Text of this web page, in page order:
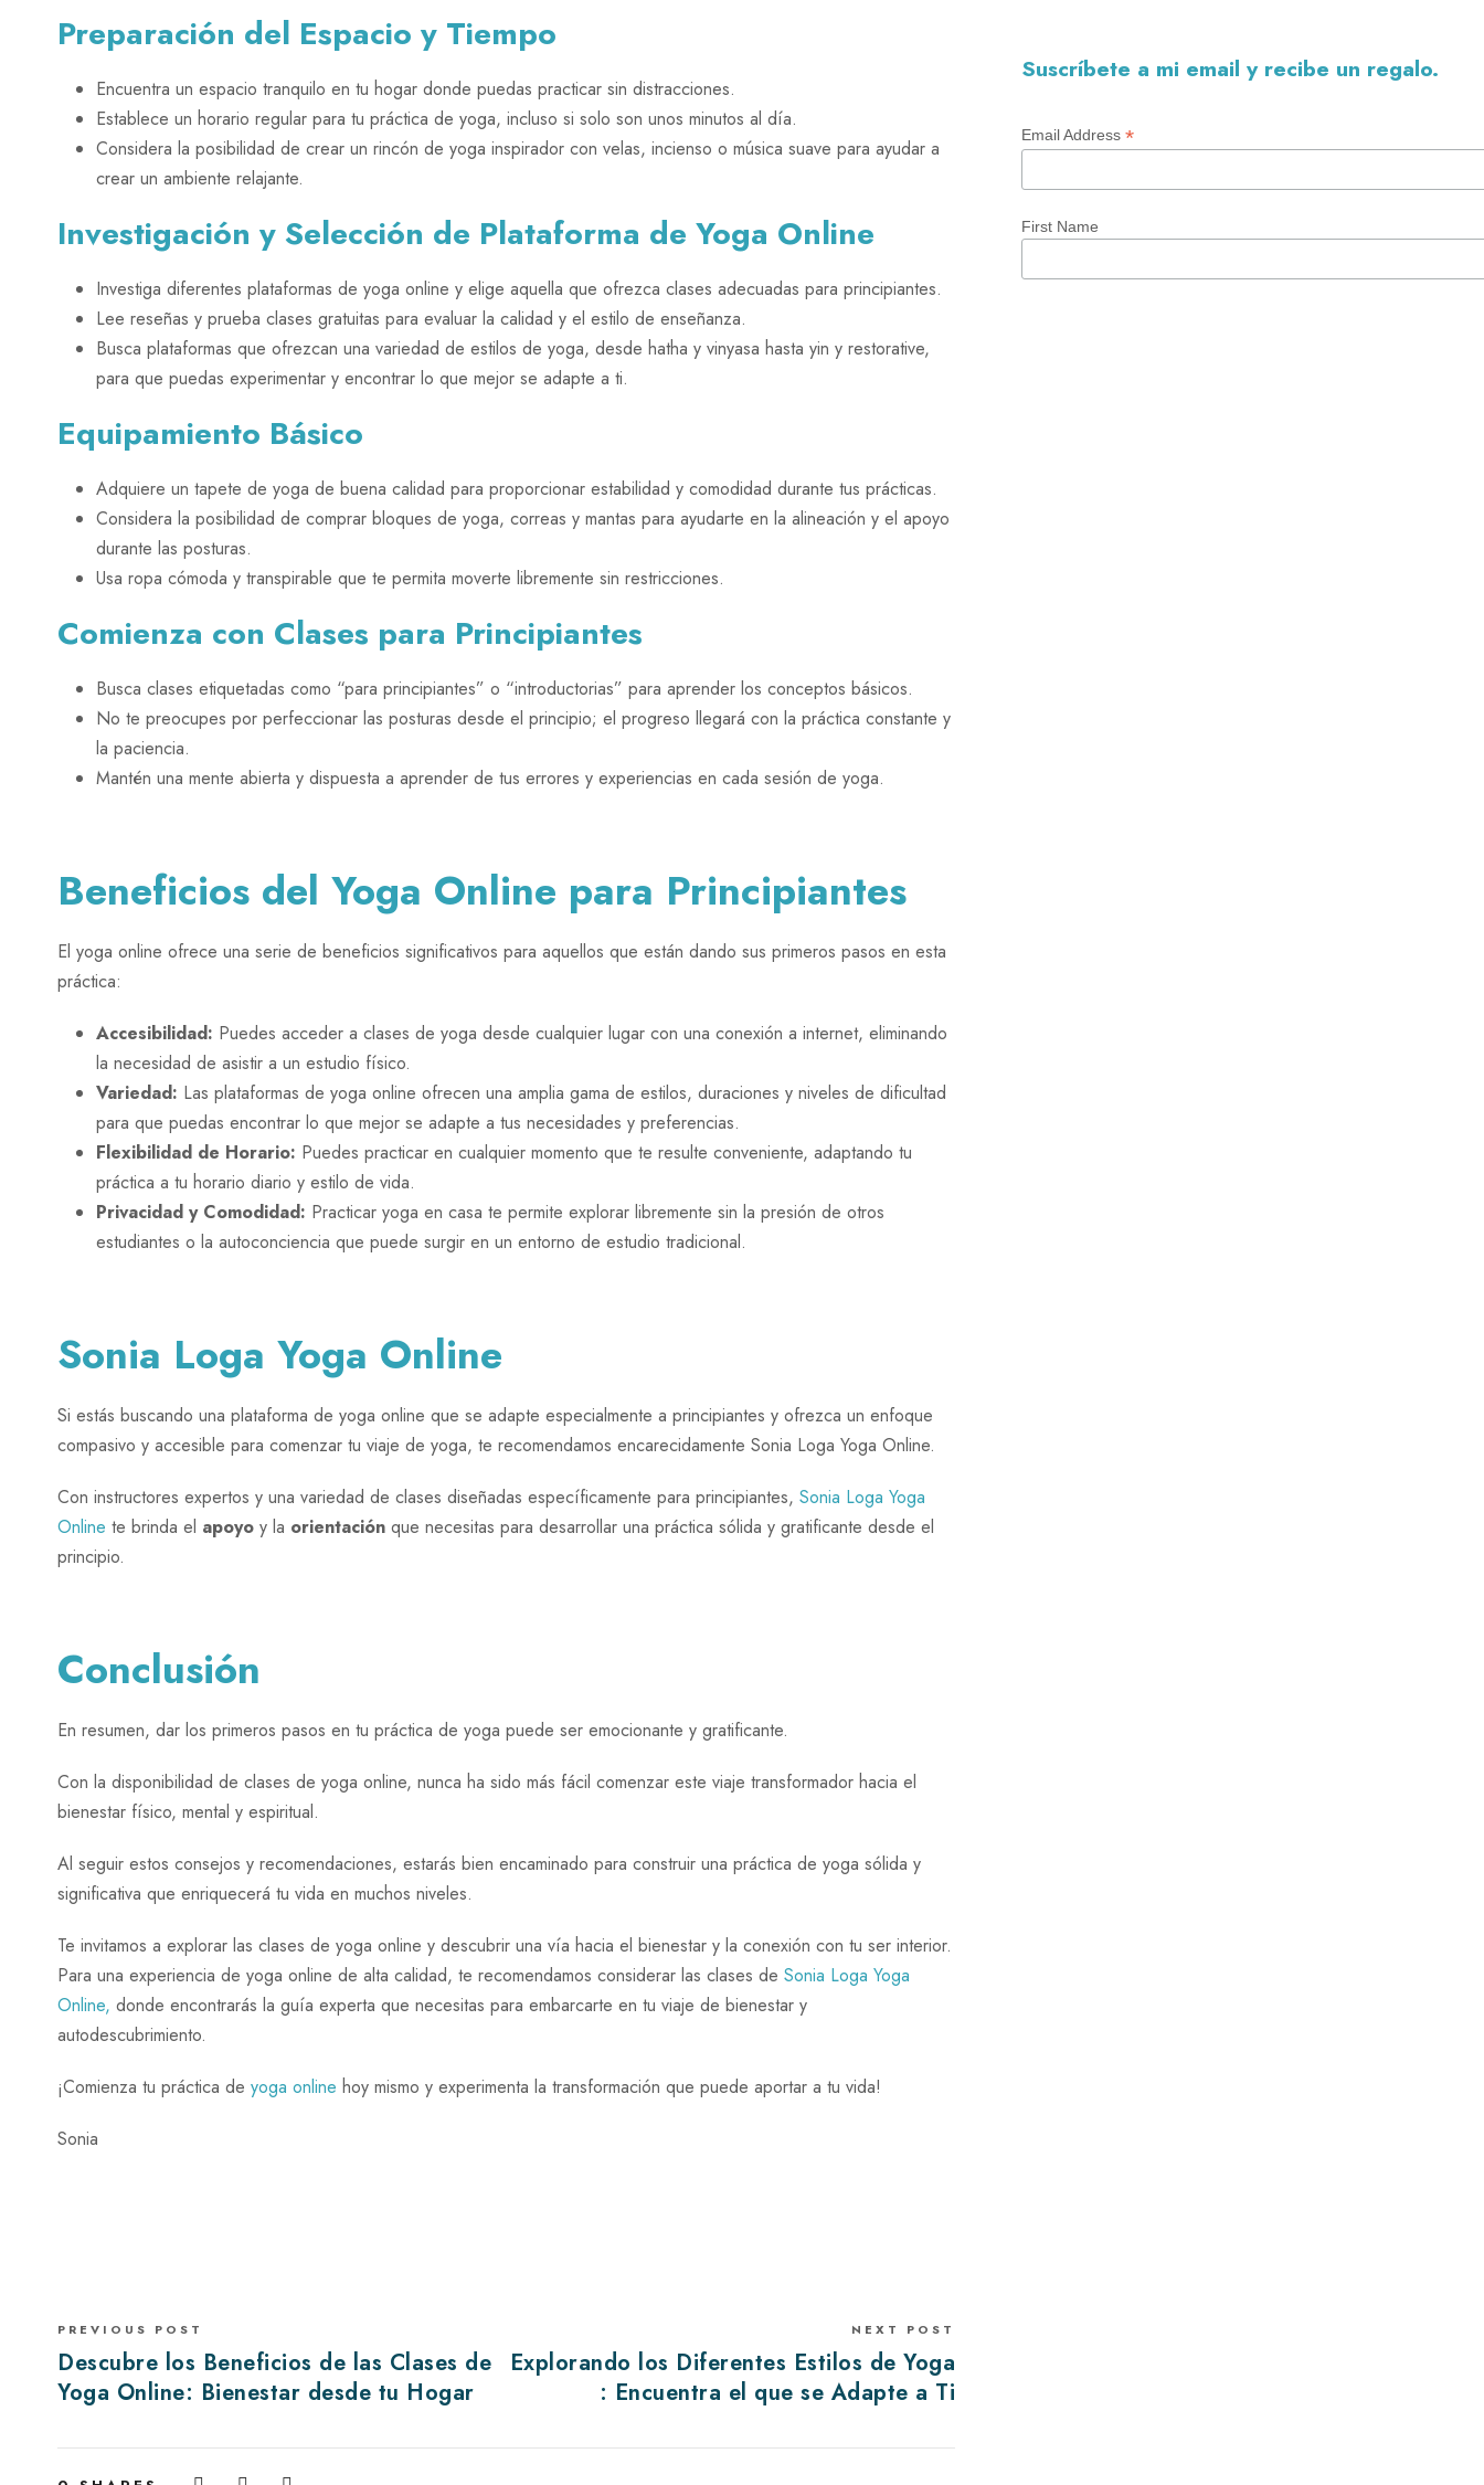
Preparación del Espacio y Tiempo
Encuentra un espacio tranquilo en tu hogar donde puedas practicar sin distracciones.
Establece un horario regular para tu práctica de yoga, incluso si solo son unos minutos al día.
Considera la posibilidad de crear un rincón de yoga inspirador con velas, incienso o música suave para ayudar a
crear un ambiente relajante.
Investigación y Selección de Plataforma de Yoga Online
Investiga diferentes plataformas de yoga online y elige aquella que ofrezca clases adecuadas para principiantes.
Lee reseñas y prueba clases gratuitas para evaluar la calidad y el estilo de enseñanza.
Busca plataformas que ofrezcan una variedad de estilos de yoga, desde hatha y vinyasa hasta yin y restorative,
para que puedas experimentar y encontrar lo que mejor se adapte a ti.
Equipamiento Básico
Adquiere un tapete de yoga de buena calidad para proporcionar estabilidad y comodidad durante tus prácticas.
Considera la posibilidad de comprar bloques de yoga, correas y mantas para ayudarte en la alineación y el apoyo
durante las posturas.
Usa ropa cómoda y transpirable que te permita moverte libremente sin restricciones.
Comienza con Clases para Principiantes
Busca clases etiquetadas como “para principiantes” o “introductorias” para aprender los conceptos básicos.
No te preocupes por perfeccionar las posturas desde el principio; el progreso llegará con la práctica constante y
la paciencia.
Mantén una mente abierta y dispuesta a aprender de tus errores y experiencias en cada sesión de yoga.
Beneficios del Yoga Online para Principiantes
El yoga online ofrece una serie de beneficios significativos para aquellos que están dando sus primeros pasos en esta
práctica:
Accesibilidad: Puedes acceder a clases de yoga desde cualquier lugar con una conexión a internet, eliminando
la necesidad de asistir a un estudio físico.
Variedad: Las plataformas de yoga online ofrecen una amplia gama de estilos, duraciones y niveles de dificultad
para que puedas encontrar lo que mejor se adapte a tus necesidades y preferencias.
Flexibilidad de Horario: Puedes practicar en cualquier momento que te resulte conveniente, adaptando tu
práctica a tu horario diario y estilo de vida.
Privacidad y Comodidad: Practicar yoga en casa te permite explorar libremente sin la presión de otros
estudiantes o la autoconciencia que puede surgir en un entorno de estudio tradicional.
Sonia Loga Yoga Online
Si estás buscando una plataforma de yoga online que se adapte especialmente a principiantes y ofrezca un enfoque
compasivo y accesible para comenzar tu viaje de yoga, te recomendamos encarecidamente Sonia Loga Yoga Online.
Con instructores expertos y una variedad de clases diseñadas específicamente para principiantes, Sonia Loga Yoga
Online te brinda el apoyo y la orientación que necesitas para desarrollar una práctica sólida y gratificante desde el
principio.
Conclusión
En resumen, dar los primeros pasos en tu práctica de yoga puede ser emocionante y gratificante.
Con la disponibilidad de clases de yoga online, nunca ha sido más fácil comenzar este viaje transformador hacia el
bienestar físico, mental y espiritual.
Al seguir estos consejos y recomendaciones, estarás bien encaminado para construir una práctica de yoga sólida y
significativa que enriquecerá tu vida en muchos niveles.
Te invitamos a explorar las clases de yoga online y descubrir una vía hacia el bienestar y la conexión con tu ser interior.
Para una experiencia de yoga online de alta calidad, te recomendamos considerar las clases de Sonia Loga Yoga
Online, donde encontrarás la guía experta que necesitas para embarcarte en tu viaje de bienestar y
autodescubrimiento.
¡Comienza tu práctica de yoga online hoy mismo y experimenta la transformación que puede aportar a tu vida!
Sonia
PREVIOUS POST
Descubre los Beneficios de las Clases de
Yoga Online: Bienestar desde tu Hogar
NEXT POST
Explorando los Diferentes Estilos de Yoga
: Encuentra el que se Adapte a Ti
Suscríbete a mi email y recibe un regalo.
Email Address*
First Name